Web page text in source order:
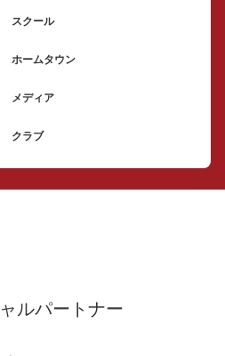
スクール
ホームタウン
メディア
クラブ
ルパートナー